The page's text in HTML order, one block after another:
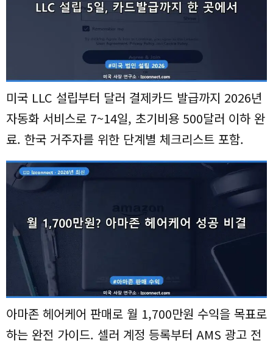
미국 LLC 설립부터 달러 결제카드 발급까지 2026년
자동화 서비스로 7~14일, 초기비용 500달러 이하 완
료. 한국 거주자를 위한 단계별 체크리스트 포함.
아마존 헤어케어 판매로 월 1,700만원 수익을 목표로
하는 완전 가이드. 셀러 계정 등록부터 AMS 광고 전